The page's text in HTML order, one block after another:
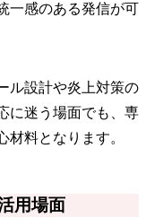
一感のある発信が可
ル設計や炎上対策の
に迷う場面でも、専
材料となります。
用場面